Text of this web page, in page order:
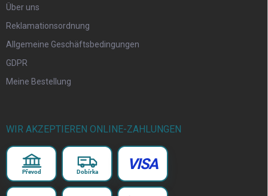
Über uns
Reklamationsordnung
Allgemeine Geschäftsbedingungen
GDPR
Meine Bestellung
WIR AKZEPTIEREN ONLINE-ZAHLUNGEN
Převod Dobírka VISA